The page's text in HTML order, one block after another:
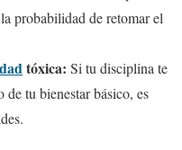
probabilidad de retomar el
tóxica: Si tu disciplina te
de tu bienestar básico, es